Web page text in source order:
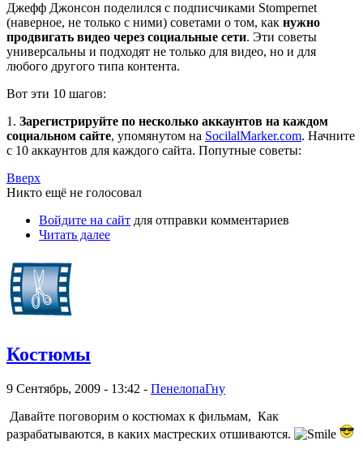
Джефф Джонсон поделился с подписчиками Stompernet
(наверное, не только с ними) советами о том, как нужно
продвигать видео через социальные сети. Эти советы
универсальны и подходят не только для видео, но и для
любого другого типа контента.
Вот эти 10 шагов:
1. Зарегистрируйте по несколько аккаунтов на каждом
социальном сайте, упомянутом на SocilalMarker.com. Начните
с 10 аккаунтов для каждого сайта. Попутные советы:
Вверх
Никто ещё не голосовал
Войдите на сайт для отправки комментариев
Читать далее
Костюмы
9 Сентябрь, 2009 - 13:42 - ПенелопаГну
Давайте поговорим о костюмах к фильмам, Как
разрабатываются, в каких мастреских отшиваются.